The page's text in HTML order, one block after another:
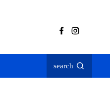
search